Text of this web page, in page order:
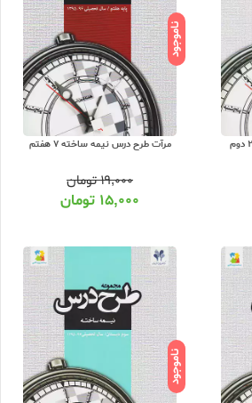
مرآت طرح درس نیمه ساخته 2 دوم
ناموجود
مرآت طرح درس نیمه ساخته 7 هفتم
۱۹,۰۰۰تومان
۱۵,۰۰۰ تومان
ناموجود